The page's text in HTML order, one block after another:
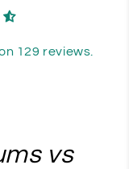
129 reviews.
vs